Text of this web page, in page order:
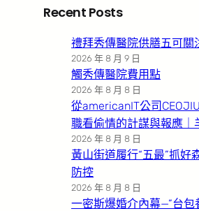
Recent Posts
禮拜秀傳醫院供膳五可關
2026 年 8 月 9 日
觸秀傳醫院費用點
2026 年 8 月 8 日
從americanIT公司
職看偷情的計謀與報應｜
2026 年 8 月 8 日
黃山街道履行“五最”抓好
防控
2026 年 8 月 8 日
一密斯爆婚介內幕—”台